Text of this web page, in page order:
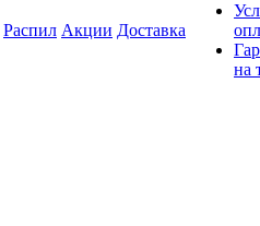
Распил Акции Доставка
на